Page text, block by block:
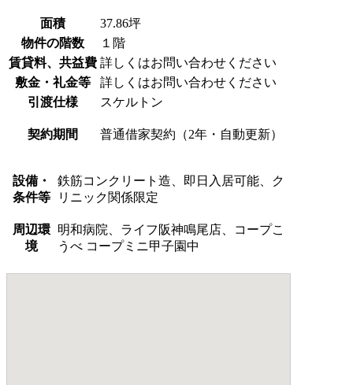
面積
37.86坪
物件の階数
１階
賃貸料、共益費 詳しくはお問い合わせください
敷金・礼金等
詳しくはお問い合わせください
引渡仕様
スケルトン
契約期間 普通借家契約（2年・自動更新）
設備・
条件等
鉄筋コンクリート造、即日入居可能、ク
リニック関係限定
周辺環
境
明和病院、ライフ阪神鳴尾店、コープこ
うべ コープミニ甲子園中